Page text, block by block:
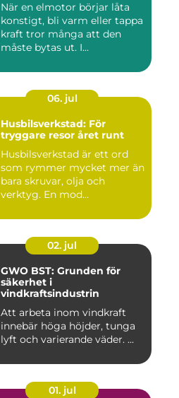
När en elmotor börjar låta
konstigt, bli varm eller tappa
kraft tror många att den
måste bytas ut. I...
06. jul
Husbilsverkstad: För
tryggare resor året runt
Husbilsverkstad är ett ord
som rymmer mycket mer än
bara skruvar, olja och
verktyg. En mod...
02. jul
GWO BST: Grunden för
säkerhet i
vindkraftsindustrin
Att arbeta inom vindkraft
innebär höga höjder, tunga
lyft och varierande väder. ...
01. jul